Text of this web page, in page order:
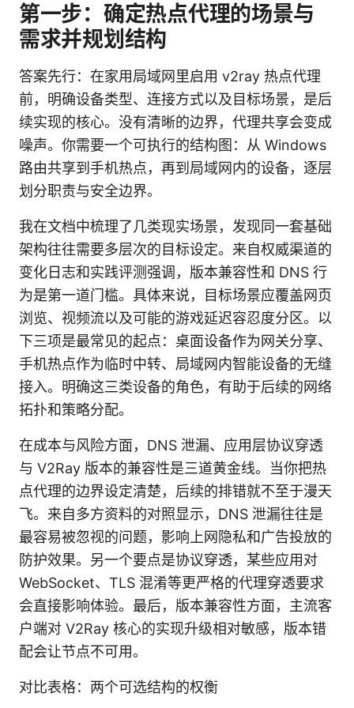
第一步：确定热点代理的场景与
需求并规划结构
答案先行：在家用局域网里启用 v2ray 热点代理
前，明确设备类型、连接方式以及目标场景，是后
续实现的核心。没有清晰的边界，代理共享会变成
噪声。你需要一个可执行的结构图：从 Windows
路由共享到手机热点，再到局域网内的设备，逐层
划分职责与安全边界。
我在文档中梳理了几类现实场景，发现同一套基础
架构往往需要多层次的目标设定。来自权威渠道的
变化日志和实践评测强调，版本兼容性和 DNS 行
为是第一道门槛。具体来说，目标场景应覆盖网页
浏览、视频流以及可能的游戏延迟容忍度分区。以
下三项是最常见的起点：桌面设备作为网关分享、
手机热点作为临时中转、局域网内智能设备的无缝
接入。明确这三类设备的角色，有助于后续的网络
拓扑和策略分配。
在成本与风险方面，DNS 泄漏、应用层协议穿透
与 V2Ray 版本的兼容性是三道黄金线。当你把热
点代理的边界设定清楚，后续的排错就不至于漫天
飞。来自多方资料的对照显示，DNS 泄漏往往是
最容易被忽视的问题，影响上网隐私和广告投放的
防护效果。另一个要点是协议穿透，某些应用对
WebSocket、TLS 混淆等更严格的代理穿透要求
会直接影响体验。最后，版本兼容性方面，主流客
户端对 V2Ray 核心的实现升级相对敏感，版本错
配会让节点不可用。
对比表格：两个可选结构的权衡